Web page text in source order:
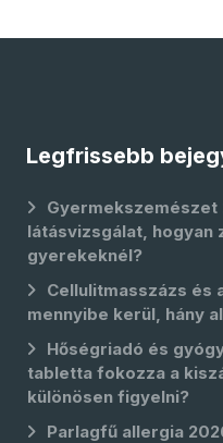
Legfrissebb
Gyermekszemészet
látásvizsgálat, hogyan
gyerekeknél?
Cellulitmasszázs és
mennyibe kerül, hány
Hőségriadó és
tabletta fokozza a
különösen figyelni?
Parlagfű allergia